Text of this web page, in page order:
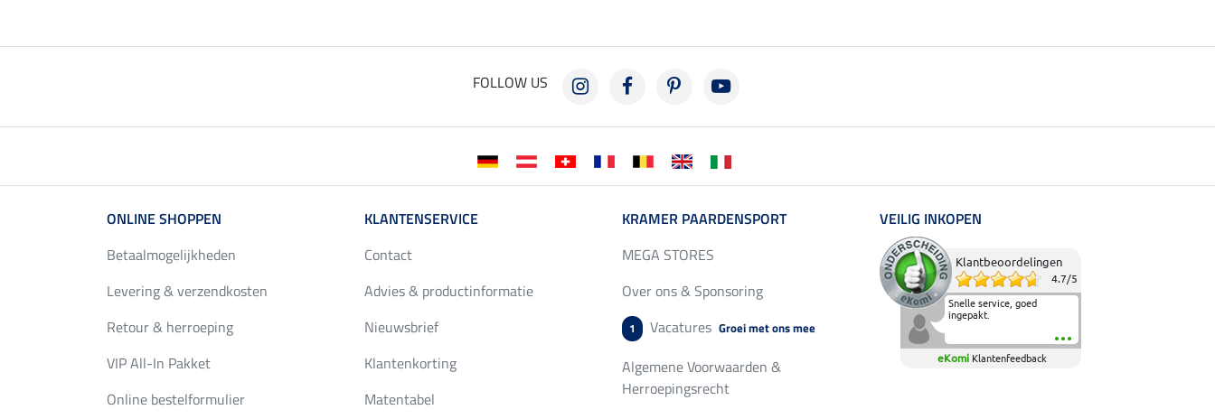
FOLLOW US
ONLINE SHOPPEN
Betaalmogelijkheden
Levering & verzendkosten
Retour & herroeping
VIP All-In Pakket
Online bestelformulier
KLANTENSERVICE
Contact
Advies & productinformatie
Nieuwsbrief
Klantenkorting
Matentabel
KRAMER PAARDENSPORT
MEGA STORES
Over ons & Sponsoring
1 Vacatures Groei met ons mee
Algemene Voorwaarden &
Herroepingsrecht
VEILIG INKOPEN
Klantbeoordelingen
4.7/5
Snelle service, goed
ingepakt.
eKomi Klantenfeedback